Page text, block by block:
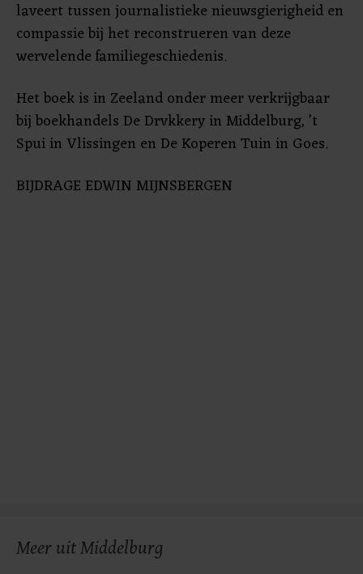
laveert tussen journalistieke nieuwsgierigheid en
compassie bij het reconstrueren van deze
wervelende familiegeschiedenis.
Het boek is in Zeeland onder meer verkrijgbaar
bij boekhandels De Drvkkery in Middelburg, ’t
Spui in Vlissingen en De Koperen Tuin in Goes.
BIJDRAGE EDWIN MIJNSBERGEN
Meer uit Middelburg